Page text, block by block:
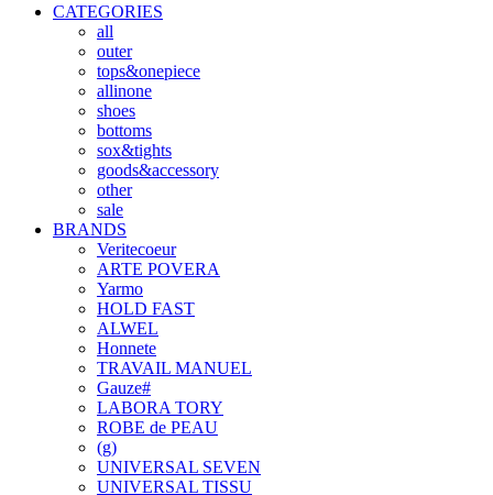
CATEGORIES
all
outer
tops&onepiece
allinone
shoes
bottoms
sox&tights
goods&accessory
other
sale
BRANDS
Veritecoeur
ARTE POVERA
Yarmo
HOLD FAST
ALWEL
Honnete
TRAVAIL MANUEL
Gauze#
LABORA TORY
ROBE de PEAU
(g)
UNIVERSAL SEVEN
UNIVERSAL TISSU